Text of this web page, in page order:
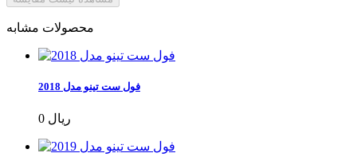
محصولات مشابه
فول ست تینو مدل 2018
0 ریال